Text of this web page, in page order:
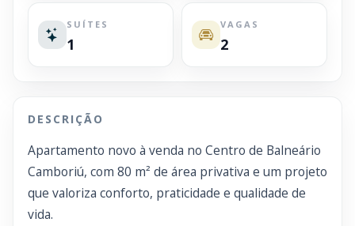
SUÍTES
1
VAGAS
2
DESCRIÇÃO
Apartamento novo à venda no Centro de Balneário
Camboriú, com 80 m² de área privativa e um projeto
que valoriza conforto, praticidade e qualidade de
vida.